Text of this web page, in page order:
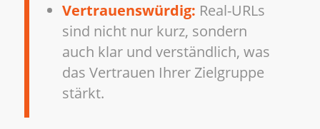
Vertrauenswürdig: Real-URLs
sind nicht nur kurz, sondern
auch klar und verständlich, was
das Vertrauen Ihrer Zielgruppe
stärkt.